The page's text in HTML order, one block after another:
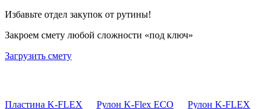
Избавьте отдел закупок от рутины!
Закроем смету любой сложности «под ключ»
Загрузить смету
Пластина K-FLEX
Рулон K-Flex ECO
Рулон K-FLEX